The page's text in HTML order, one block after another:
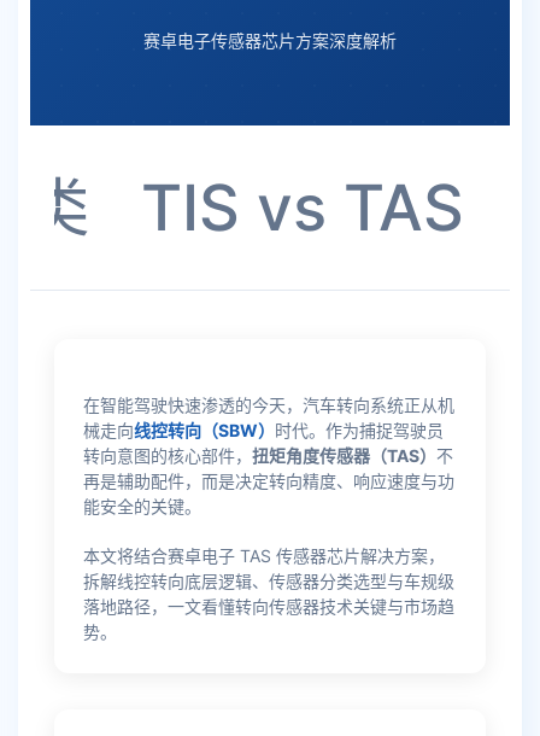
赛卓电子传感器芯片方案深度解析
类 TIS vs TAS
在智能驾驶快速渗透的今天，汽车转向系统正从机
械走向线控转向（SBW） 时代。作为捕捉驾驶员
转向意图的核心部件， 扭矩角度传感器（TAS） 不
再是辅助配件，而是决定转向精度、响应速度与功
能安全的关键。
本文将结合赛卓电子 TAS 传感器芯片解决方案，
拆解线控转向底层逻辑、传感器分类选型与车规级
落地路径，一文看懂转向传感器技术关键与市场趋
势。